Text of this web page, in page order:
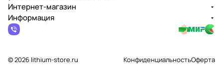
Интернет-магазин
Информация
© 2026 lithium-store.ru КонфиденциальностьОферта